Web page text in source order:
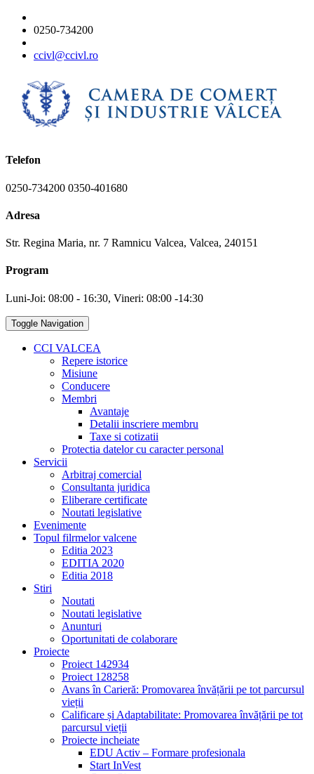
0250-734200
ccivl@ccivl.ro
Telefon
0250-734200 0350-401680
Adresa
Str. Regina Maria, nr. 7 Ramnicu Valcea, Valcea, 240151
Program
Luni-Joi: 08:00 - 16:30, Vineri: 08:00 -14:30
Toggle Navigation
CCI VALCEA
Repere istorice
Misiune
Conducere
Membri
Avantaje
Detalii inscriere membru
Taxe si cotizatii
Protectia datelor cu caracter personal
Servicii
Arbitraj comercial
Consultanta juridica
Eliberare certificate
Noutati legislative
Evenimente
Topul filrmelor valcene
Editia 2023
EDITIA 2020
Editia 2018
Stiri
Noutati
Noutati legislative
Anunturi
Oportunitati de colaborare
Proiecte
Proiect 142934
Proiect 128258
Avans în Carieră: Promovarea învățării pe tot parcursul
vieții
Calificare și Adaptabilitate: Promovarea învățării pe tot
parcursul vieții
Proiecte incheiate
EDU Activ – Formare profesionala
Start InVest